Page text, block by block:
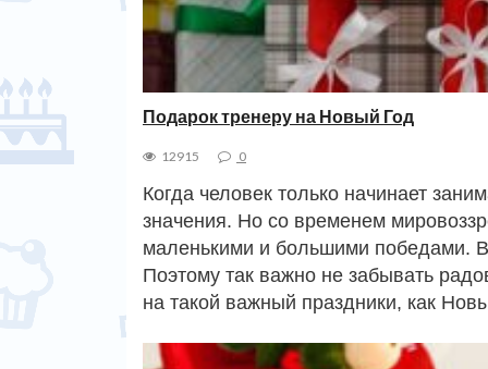
Подарок тренеру на Новый Год
12915 0
Когда человек только начинает
значения. Но со временем
маленькими и большими победами.
Поэтому так важно не забывать
на такой важный праздники, как